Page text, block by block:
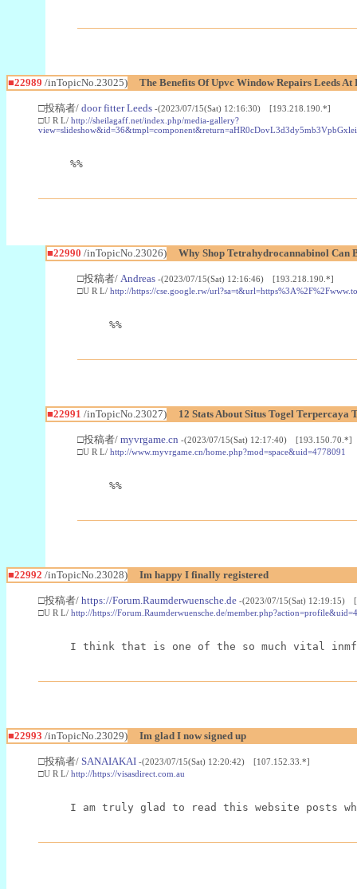
■22989 /inTopicNo.23025) The Benefits Of Upvc Window Repairs Leeds
□投稿者/ door fitter Leeds -(2023/07/15(Sat) 12:16:30) [193.218.190.*]
□U R L/ http://sheilagaff.net/index.php/media-gallery?
%%
■22990 /inTopicNo.23026) Why Shop Tetrahydrocannabinol Can
□投稿者/ Andreas -(2023/07/15(Sat) 12:16:46) [193.218.190.*]
□U R L/ http://https://cse.google.rw/
%%
■22991 /inTopicNo.23027) 12 Stats About Situs Togel Terpercaya
□投稿者/ myvrgame.cn -(2023/07/15(Sat) 12:17:40) [193.150.70.*]
□U R L/ http://www.myvrgame.cn/home.php?mod=space&uid=4778091
%%
■22992 /inTopicNo.23028) Im happy I finally registered
□投稿者/ https://Forum.Raumderwuensche.de -(2023/07/15(Sat) 12:19:15)
□U R L/ http://https://Forum.Raumderwuensche.de/
I think that is one of the so much vital
■22993 /inTopicNo.23029) Im glad I now signed up
□投稿者/ SANAIAKAI -(2023/07/15(Sat) 12:20:42) [107.152.33.*]
□U R L/ http://https://visasdirect.com.au
I am truly glad to read this website posts